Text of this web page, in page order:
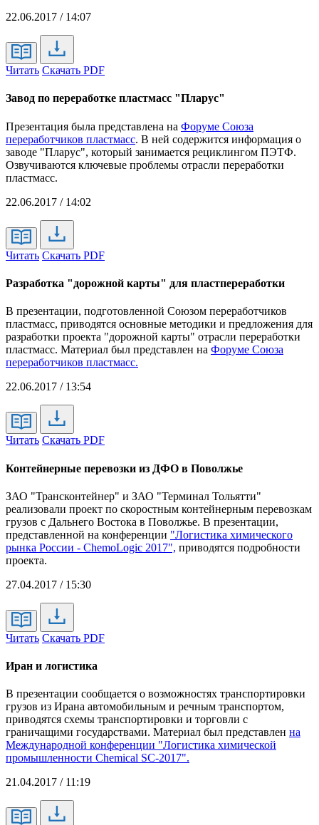
22.06.2017 / 14:07
Читать Скачать PDF
Завод по переработке пластмасс "Пларус"
Презентация была представлена на Форуме Союза
переработчиков пластмасс. В ней содержится информация о
заводе "Пларус", который занимается рециклингом ПЭТФ.
Озвучиваются ключевые проблемы отрасли переработки
пластмасс.
22.06.2017 / 14:02
Читать Скачать PDF
Разработка "дорожной карты" для пластпереработки
В презентации, подготовленной Союзом переработчиков
пластмасс, приводятся основные методики и предложения для
разработки проекта "дорожной карты" отрасли переработки
пластмасс. Материал был представлен на Форуме Союза
переработчиков пластмасс.
22.06.2017 / 13:54
Читать Скачать PDF
Контейнерные перевозки из ДФО в Поволжье
ЗАО "Трансконтейнер" и ЗАО "Терминал Тольятти"
реализовали проект по скоростным контейнерным перевозкам
грузов с Дальнего Востока в Поволжье. В презентации,
представленной на конференции "Логистика химического
рынка России - ChemoLogic 2017", приводятся подробности
проекта.
27.04.2017 / 15:30
Читать Скачать PDF
Иран и логистика
В презентации сообщается о возможностях транспортировки
грузов из Ирана автомобильным и речным транспортом,
приводятся схемы транспортировки и торговли с
граничащими государствами. Материал был представлен на
Международной конференции "Логистика химической
промышленности Chemical SC-2017".
21.04.2017 / 11:19